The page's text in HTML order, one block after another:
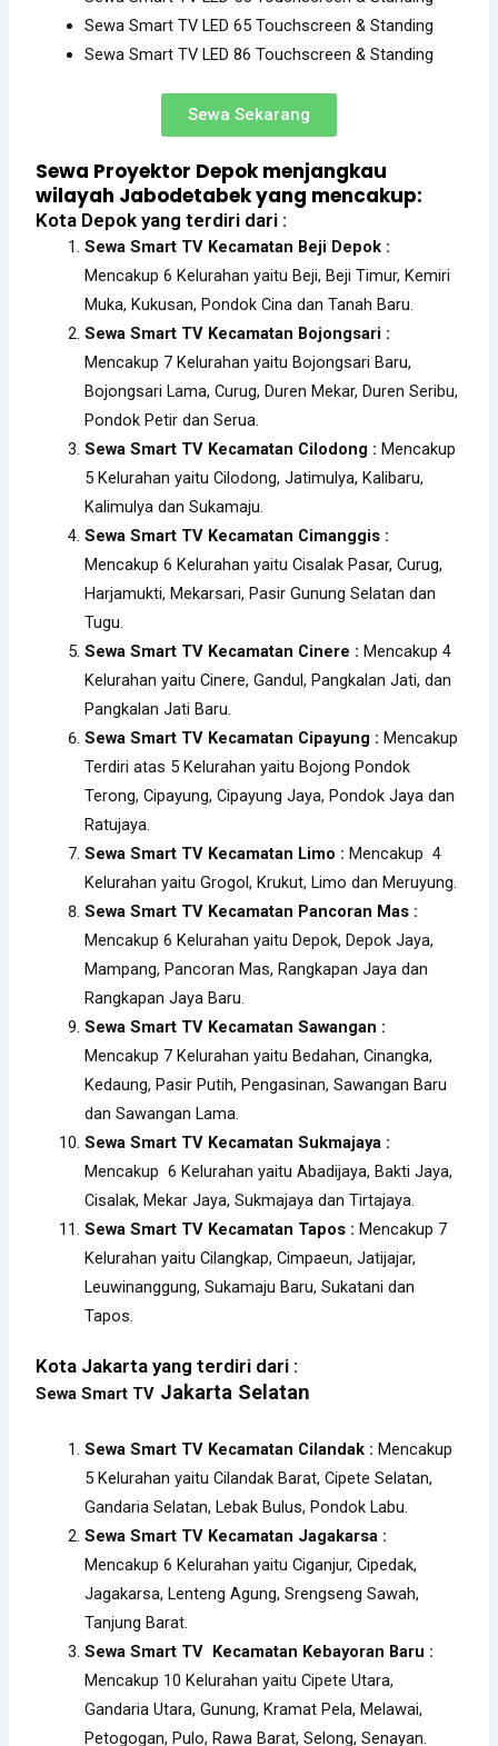
Sewa Smart TV LED 65 Touchscreen & Standing
Sewa Smart TV LED 86 Touchscreen & Standing
Sewa Sekarang
Sewa Proyektor Depok menjangkau
wilayah Jabodetabek yang mencakup:
Kota Depok yang terdiri dari :
Sewa Smart TV Kecamatan Beji Depok :
Mencakup 6 Kelurahan yaitu Beji, Beji Timur, Kemiri
Muka, Kukusan, Pondok Cina dan Tanah Baru.
Sewa Smart TV Kecamatan Bojongsari :
Mencakup 7 Kelurahan yaitu Bojongsari Baru,
Bojongsari Lama, Curug, Duren Mekar, Duren Seribu,
Pondok Petir dan Serua.
Sewa Smart TV Kecamatan Cilodong : Mencakup
5 Kelurahan yaitu Cilodong, Jatimulya, Kalibaru,
Kalimulya dan Sukamaju.
Sewa Smart TV Kecamatan Cimanggis :
Mencakup 6 Kelurahan yaitu Cisalak Pasar, Curug,
Harjamukti, Mekarsari, Pasir Gunung Selatan dan
Tugu.
Sewa Smart TV Kecamatan Cinere : Mencakup 4
Kelurahan yaitu Cinere, Gandul, Pangkalan Jati, dan
Pangkalan Jati Baru.
Sewa Smart TV Kecamatan Cipayung : Mencakup
Terdiri atas 5 Kelurahan yaitu Bojong Pondok
Terong, Cipayung, Cipayung Jaya, Pondok Jaya dan
Ratujaya.
Sewa Smart TV Kecamatan Limo : Mencakup 4
Kelurahan yaitu Grogol, Krukut, Limo dan Meruyung.
Sewa Smart TV Kecamatan Pancoran Mas :
Mencakup 6 Kelurahan yaitu Depok, Depok Jaya,
Mampang, Pancoran Mas, Rangkapan Jaya dan
Rangkapan Jaya Baru.
Sewa Smart TV Kecamatan Sawangan :
Mencakup 7 Kelurahan yaitu Bedahan, Cinangka,
Kedaung, Pasir Putih, Pengasinan, Sawangan Baru
dan Sawangan Lama.
Sewa Smart TV Kecamatan Sukmajaya :
Mencakup 6 Kelurahan yaitu Abadijaya, Bakti Jaya,
Cisalak, Mekar Jaya, Sukmajaya dan Tirtajaya.
Sewa Smart TV Kecamatan Tapos : Mencakup 7
Kelurahan yaitu Cilangkap, Cimpaeun, Jatijajar,
Leuwinanggung, Sukamaju Baru, Sukatani dan
Tapos.
Kota Jakarta yang terdiri dari :
SewaSmart TV Jakarta Selatan
Sewa Smart TV Kecamatan Cilandak : Mencakup
5 Kelurahan yaitu Cilandak Barat, Cipete Selatan,
Gandaria Selatan, Lebak Bulus, Pondok Labu.
Sewa Smart TV Kecamatan Jagakarsa :
Mencakup 6 Kelurahan yaitu Ciganjur, Cipedak,
Jagakarsa, Lenteng Agung, Srengseng Sawah,
Tanjung Barat.
Sewa Smart TV Kecamatan Kebayoran Baru :
Mencakup 10 Kelurahan yaitu Cipete Utara,
Gandaria Utara, Gunung, Kramat Pela, Melawai,
Petogogan, Pulo, Rawa Barat, Selong, Senayan.